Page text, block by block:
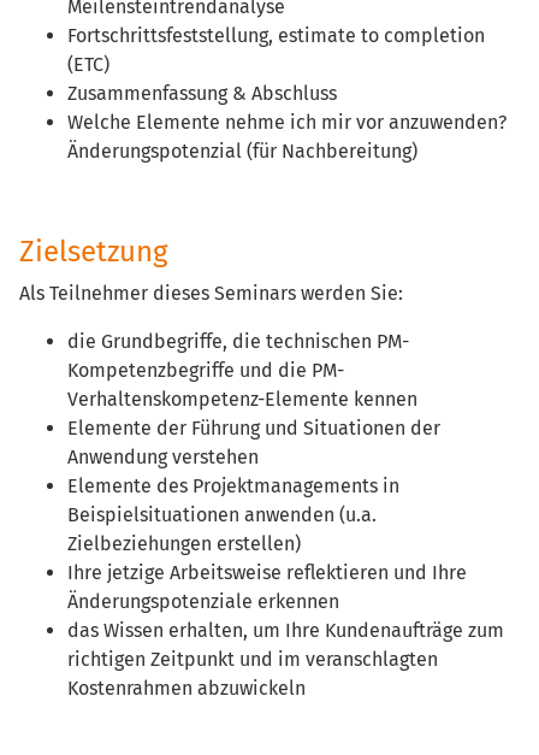
Meilensteintrendanalyse
Fortschrittsfeststellung, estimate to completion
(ETC)
Zusammenfassung & Abschluss
Welche Elemente nehme ich mir vor anzuwenden?
Änderungspotenzial (für Nachbereitung)
Zielsetzung
Als Teilnehmer dieses Seminars werden Sie:
die Grundbegriffe, die technischen PM-
Kompetenzbegriffe und die PM-
Verhaltenskompetenz-Elemente kennen
Elemente der Führung und Situationen der
Anwendung verstehen
Elemente des Projektmanagements in
Beispielsituationen anwenden (u.a.
Zielbeziehungen erstellen)
Ihre jetzige Arbeitsweise reflektieren und Ihre
Änderungspotenziale erkennen
das Wissen erhalten, um Ihre Kundenaufträge zum
richtigen Zeitpunkt und im veranschlagten
Kostenrahmen abzuwickeln